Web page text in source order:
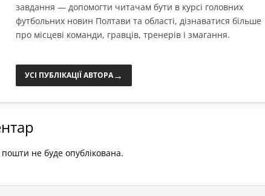
завдання — допомогти читачам бути в курсі головних
футбольних новин Полтави та області, дізнаватися більше
про місцеві команди, гравців, тренерів і змагання.
УСІ ПУБЛІКАЦІЇ АВТОРА→
не буде опублікована.